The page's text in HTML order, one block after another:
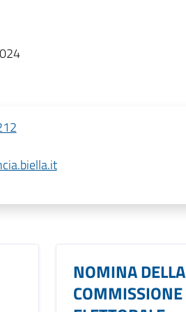
NOMINA DELLA
COMMISSIONE